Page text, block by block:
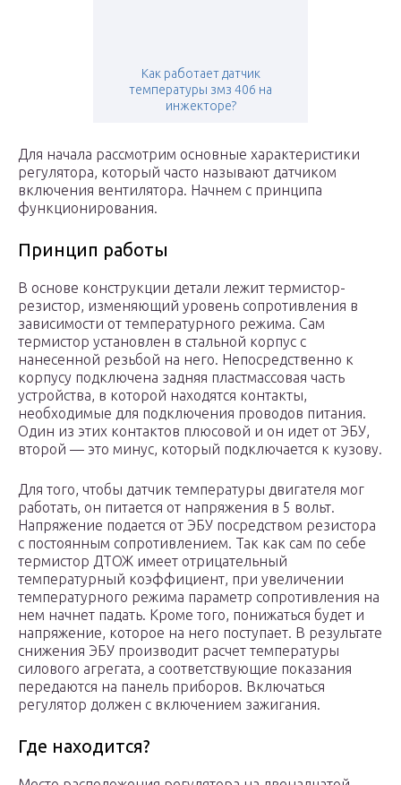
Как работает датчик
температуры змз 406 на
инжекторе?
Для начала рассмотрим основные характеристики
регулятора, который часто называют датчиком
включения вентилятора. Начнем с принципа
функционирования.
Принцип работы
В основе конструкции детали лежит термистор-
резистор, изменяющий уровень сопротивления в
зависимости от температурного режима. Сам
термистор установлен в стальной корпус с
нанесенной резьбой на него. Непосредственно к
корпусу подключена задняя пластмассовая часть
устройства, в которой находятся контакты,
необходимые для подключения проводов питания.
Один из этих контактов плюсовой и он идет от ЭБУ,
второй — это минус, который подключается к кузову.
Для того, чтобы датчик температуры двигателя мог
работать, он питается от напряжения в 5 вольт.
Напряжение подается от ЭБУ посредством резистора
с постоянным сопротивлением. Так как сам по себе
термистор ДТОЖ имеет отрицательный
температурный коэффициент, при увеличении
температурного режима параметр сопротивления на
нем начнет падать. Кроме того, понижаться будет и
напряжение, которое на него поступает. В результате
снижения ЭБУ производит расчет температуры
силового агрегата, а соответствующие показания
передаются на панель приборов. Включаться
регулятор должен с включением зажигания.
Где находится?